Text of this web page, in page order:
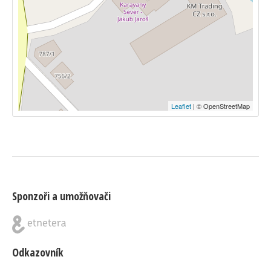
Leaflet | © OpenStreetMap
Sponzoři a umožňovači
Odkazovník